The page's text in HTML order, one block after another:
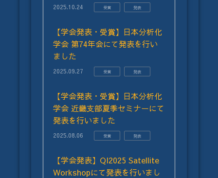
2025.10.24 受賞 発表
【学会発表・受賞】日本分析化
学会 第74年会にて発表を行い
ました
2025.09.27 受賞 発表
【学会発表・受賞】日本分析化
学会 近畿支部夏季セミナーにて
発表を行いました
2025.08.06 受賞 発表
【学会発表】QI2025 Satellite
Workshopにて発表を行いまし